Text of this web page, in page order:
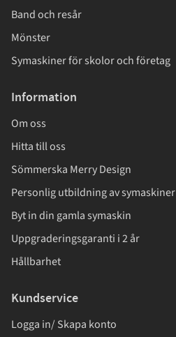
Band och resår
Mönster
Symaskiner för skolor och företag
Information
Om oss
Hitta till oss
Sömmerska Merry Design
Personlig utbildning av symaskiner
Byt in din gamla symaskin
Uppgraderingsgaranti i 2 år
Hållbarhet
Kundservice
Logga in/ Skapa konto